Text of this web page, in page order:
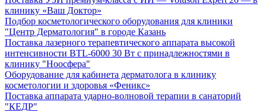
клинику «Ваш Доктор»
Подбор косметологического оборудования для клиники
"Центр Дерматология" в городе Казань
Поставка лазерного терапевтического аппарата высокой
интенсивности BTL-6000 30 Вт с принадлежностями в
клинику "Ноосфера"
Оборудование для кабинета дерматолога в клинику
косметологии и здоровья «Феникс»
Поставка аппарата ударно-волновой терапии в санаторий
"КЕДР"